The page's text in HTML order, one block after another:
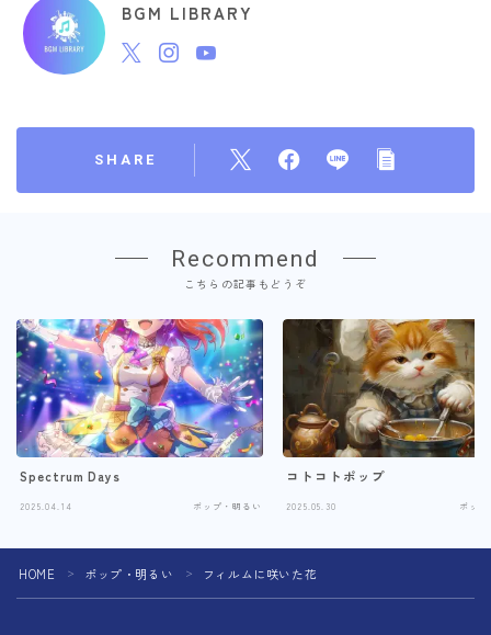
BGM LIBRARY
SHARE
Recommend
こちらの記事もどうぞ
Spectrum Days
2025.04.14 ポップ・明るい
コトコトポップ
2025.05.30 ポッ
HOME ＞ ポップ・明るい ＞ フィルムに咲いた花